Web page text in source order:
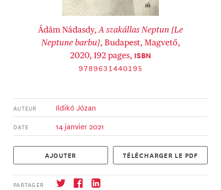
Ádám Nádasdy,A szakállas Neptun [Le
Neptune barbu], Budapest, Magvető,
2020, 192 pages, ISBN
9789631440195
AUTEUR Ildikó Józan
DATE 14 janvier 2021
AJOUTER TÉLÉCHARGER LE PDF
PARTAGER